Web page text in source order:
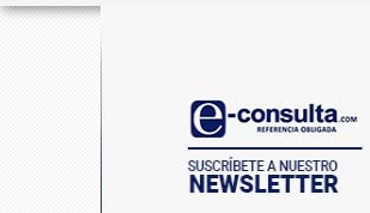
o
m
Llantas en México: cómo
la mejor opción y comprar con
El Mundial 2026 como